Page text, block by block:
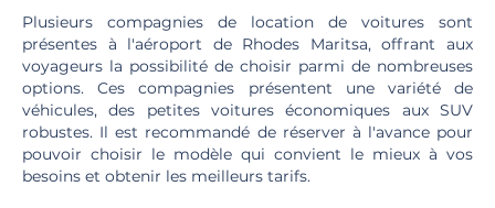
Plusieurs compagnies de location de voitures sont
présentes à l'aéroport de Rhodes Maritsa, offrant aux
voyageurs la possibilité de choisir parmi de nombreuses
options. Ces compagnies présentent une variété de
véhicules, des petites voitures économiques aux SUV
robustes. Il est recommandé de réserver à l'avance pour
pouvoir choisir le modèle qui convient le mieux à vos
besoins et obtenir les meilleurs tarifs.